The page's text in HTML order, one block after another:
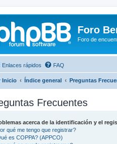
Foro
Foro de
Enlaces rápidos FAQ
Inicio Índice general Preguntas
Frecuentes
acerca de la identificación y el
qué me tengo que registrar?
es COPPA? (APPCO)